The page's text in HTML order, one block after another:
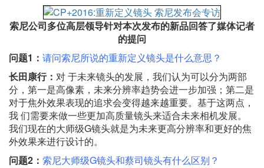
索尼公司多位高层领导针对本次发布的新品回答了媒体记者
的提问
问题1： 请问索尼所说的重新定义镜头是什么意思？
长田康行： 对 于未来镜头的发展，我们认为可以分为两部
分，第一是高像素，未来分辨率趋势会进一步加强；第二是
对于焦外效果表现的追求会变得越来越重要。基于这两点，
我 们需要来做一些更加高质量镜头来适合未来相机发展。
我们现在的大师级G镜头就是为未来更高分辨率和更好的焦
外效果来进行设计的。
问题2： 索尼大师级G镜头和蔡司镜头有什么区别？